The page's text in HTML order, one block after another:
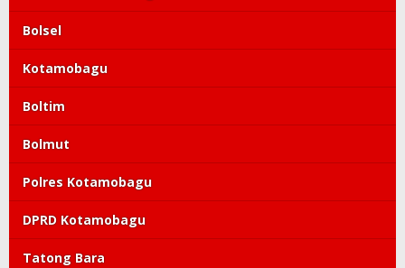
Bolsel
Kotamobagu
Boltim
Bolmut
Polres Kotamobagu
DPRD Kotamobagu
Tatong Bara